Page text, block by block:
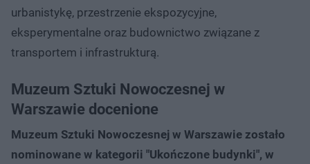
urbanistykę, przestrzenie ekspozycyjne,
eksperymentalne oraz budownictwo związane z
transportem i infrastrukturą.
Muzeum Sztuki Nowoczesnej w
Warszawie docenione
Muzeum Sztuki Nowoczesnej w Warszawie zostało
nominowane w kategorii "Ukończone budynki", w